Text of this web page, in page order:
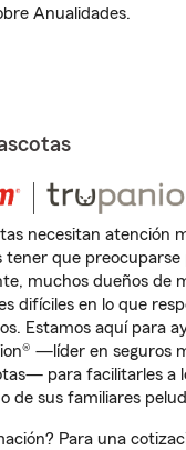
Anualidades.
necesitan atención
tener que preocuparse
muchos dueños de
difíciles en lo que
Estamos aquí para
—líder en seguros
para facilitarles a
de sus familiares
Para una